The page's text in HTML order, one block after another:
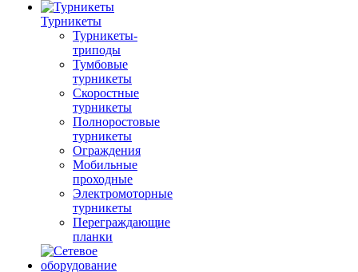
Турникеты
Турникеты-
триподы
Тумбовые
турникеты
Скоростные
турникеты
Полноростовые
турникеты
Ограждения
Мобильные
проходные
Электромоторные
турникеты
Переграждающие
планки